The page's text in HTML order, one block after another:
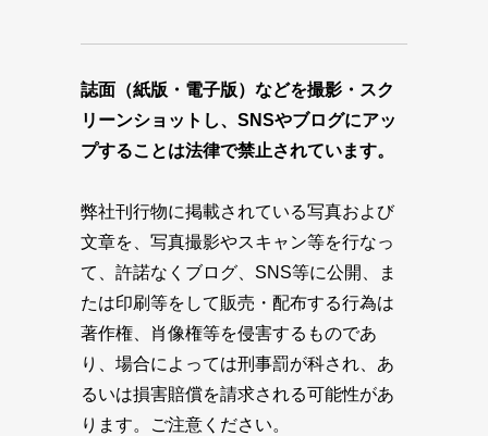
誌面（紙版・電子版）などを撮影・スク
リーンショットし、SNSやブログにアッ
プすることは法律で禁止されています。
弊社刊行物に掲載されている写真および
文章を、写真撮影やスキャン等を行なっ
て、許諾なくブログ、SNS等に公開、ま
たは印刷等をして販売・配布する行為は
著作権、肖像権等を侵害するものであ
り、場合によっては刑事罰が科され、あ
るいは損害賠償を請求される可能性があ
ります。ご注意ください。